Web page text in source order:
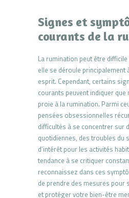
Signes et
courants de la
La rumination peut être
elle se déroule principalement
esprit. Cependant, certains
courants peuvent indiquer
proie à la rumination. Parmi
pensées obsessionnelles
difficultés à se concentrer sur
quotidiennes, des troubles du
d’intérêt pour les activités
tendance à se critiquer
reconnaissez dans ces
de prendre des mesures pour
et protéger votre bien-être